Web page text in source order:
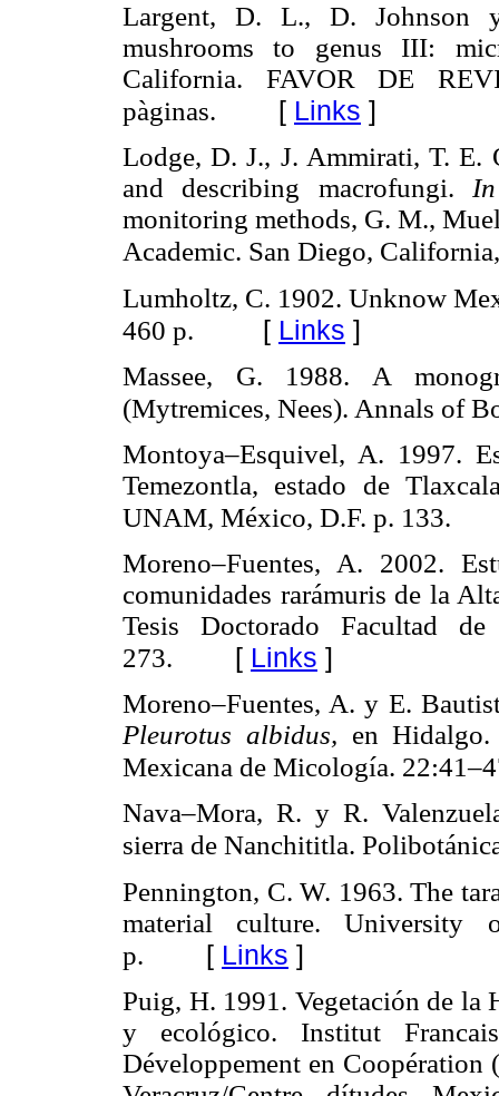
Largent, D. L., D.
mushrooms to genus III:
California. FAVOR DE
pàginas. [ Links ]
Lodge, D. J., J. Ammirati, T.
and describing macrofungi.
monitoring methods, G. M.,
Academic. San Diego,
Lumholtz, C. 1902. Unknow
460 p.
[ Links ]
Massee, G. 1988. A
(Mytremices, Nees). Annals of
Montoya–Esquivel, A. 1997.
Temezontla, estado de
UNAM, México, D.F. p. 133.
Moreno–Fuentes, A. 2002.
comunidades rarámuris de la
Tesis Doctorado Facultad
273. [ Links ]
Moreno–Fuentes, A. y E.
Pleurotus albidus, en
Mexicana de Micología.
Nava–Mora, R. y R.
sierra de Nanchititla.
Pennington, C. W. 1963. The
material culture.
p. [ Links ]
Puig, H. 1991. Vegetación de la
y ecológico. Institut
Développement en